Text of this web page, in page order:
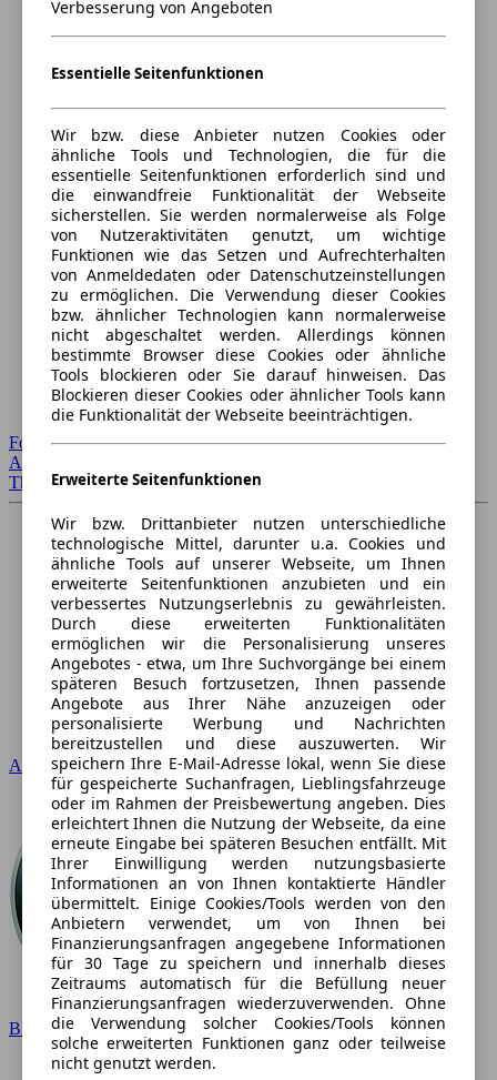
Verbesserung von Angeboten
Essentielle Seitenfunktionen
Wir bzw. diese Anbieter nutzen Cookies oder
ähnliche Tools und Technologien, die für die
essentielle Seitenfunktionen erforderlich sind und
die einwandfreie Funktionalität der Webseite
sicherstellen. Sie werden normalerweise als Folge
von Nutzeraktivitäten genutzt, um wichtige
Funktionen wie das Setzen und Aufrechterhalten
von Anmeldedaten oder Datenschutzeinstellungen
zu ermöglichen. Die Verwendung dieser Cookies
bzw. ähnlicher Technologien kann normalerweise
nicht abgeschaltet werden. Allerdings können
bestimmte Browser diese Cookies oder ähnliche
Tools blockieren oder Sie darauf hinweisen. Das
Blockieren dieser Cookies oder ähnlicher Tools kann
die Funktionalität der Webseite beeinträchtigen.
Erweiterte Seitenfunktionen
Wir bzw. Drittanbieter nutzen unterschiedliche
technologische Mittel, darunter u.a. Cookies und
ähnliche Tools auf unserer Webseite, um Ihnen
erweiterte Seitenfunktionen anzubieten und ein
verbessertes Nutzungserlebnis zu gewährleisten.
Durch diese erweiterten Funktionalitäten
ermöglichen wir die Personalisierung unseres
Angebotes - etwa, um Ihre Suchvorgänge bei einem
späteren Besuch fortzusetzen, Ihnen passende
Angebote aus Ihrer Nähe anzuzeigen oder
personalisierte Werbung und Nachrichten
bereitzustellen und diese auszuwerten. Wir
speichern Ihre E-Mail-Adresse lokal, wenn Sie diese
für gespeicherte Suchanfragen, Lieblingsfahrzeuge
oder im Rahmen der Preisbewertung angeben. Dies
erleichtert Ihnen die Nutzung der Webseite, da eine
erneute Eingabe bei späteren Besuchen entfällt. Mit
Ihrer Einwilligung werden nutzungsbasierte
Informationen an von Ihnen kontaktierte Händler
übermittelt. Einige Cookies/Tools werden von den
Anbietern verwendet, um von Ihnen bei
Finanzierungsanfragen angegebene Informationen
für 30 Tage zu speichern und innerhalb dieses
Zeitraums automatisch für die Befüllung neuer
Finanzierungsanfragen wiederzuverwenden. Ohne
die Verwendung solcher Cookies/Tools können
solche erweiterten Funktionen ganz oder teilweise
nicht genutzt werden.
Forum Startseite
Alle Auto-Foren
Themen-Forum
Audi
BMW